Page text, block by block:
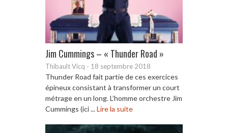
Jim Cummings – « Thunder Road »
Thibault Vicq - 18 septembre 2018
Thunder Road fait partie de ces exercices
épineux consistant à transformer un court
métrage en un long. L’homme orchestre Jim
Cummings (ici ...Lire la suite